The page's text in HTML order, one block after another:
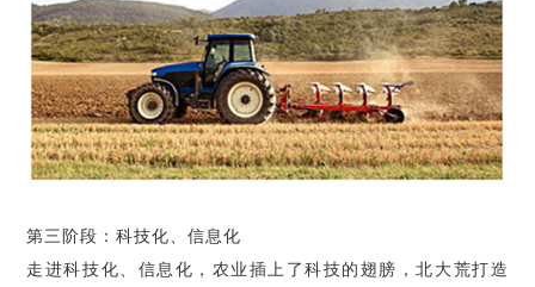
第三阶段：科技化、信息化
走进科技化、信息化，农业插上了科技的翅膀，北大荒打造